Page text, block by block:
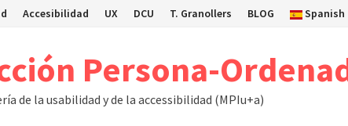
Accesibilidad UX DCU T. Granollers BLOG Spanish
Persona-
de la usabilidad y de la accessibilidad (MPIu+a)